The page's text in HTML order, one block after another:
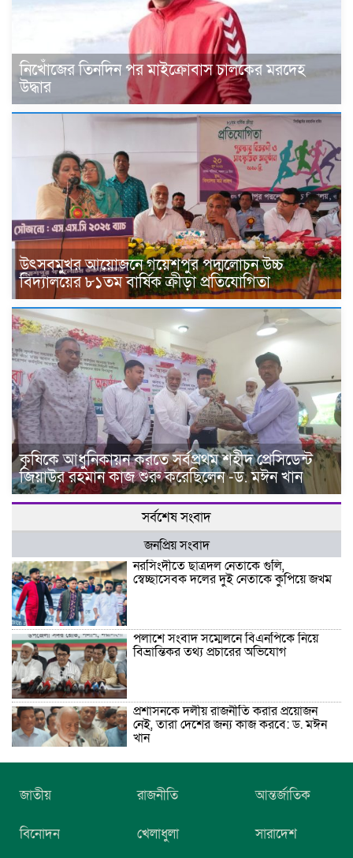
নিখোঁজের তিনদিন পর মাইক্রোবাস চালকের মরদেহ
উদ্ধার
উৎসবমুখর আয়োজনে গয়েশপুর পদ্মলোচন উচ্চ
বিদ্যালয়ের ৮১তম বার্ষিক ক্রীড়া প্রতিযোগিতা
কৃষিকে আধুনিকায়ন করতে সর্বপ্রথম শহীদ প্রেসিডেন্ট
জিয়াউর রহমান কাজ শুরু করেছিলেন -ড. মঈন খান
সর্বশেষ সংবাদ
জনপ্রিয় সংবাদ
নরসিংদীতে ছাত্রদল নেতাকে গুলি,
স্বেচ্ছাসেবক দলের দুই নেতাকে কুপিয়ে জখম
পলাশে সংবাদ সম্মেলনে বিএনপিকে নিয়ে
বিভ্রান্তিকর তথ্য প্রচারের অভিযোগ
প্রশাসনকে দলীয় রাজনীতি করার প্রয়োজন
নেই, তারা দেশের জন্য কাজ করবে: ড. মঈন
খান
নিখোঁজের তিনদিন পর মাইক্রোবাস চালকের
মরদেহ উদ্ধার
জাতীয় রাজনীতি আন্তর্জাতিক
বিনোদন খেলাধুলা সারাদেশ